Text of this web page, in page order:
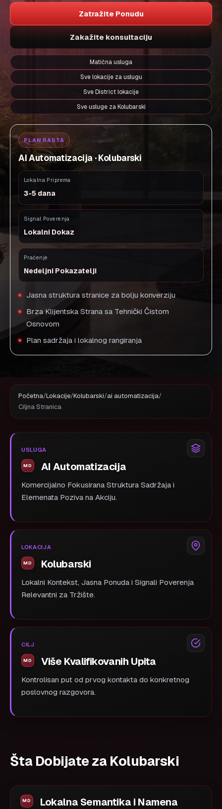
Zatražite Ponudu
Zakažite konsultaciju
Matična usluga
Sve lokacije za uslugu
Sve District lokacije
Sve usluge za Kolubarski
PLAN RASTA
AI Automatizacija · Kolubarski
Lokalna Priprema
3-5 dana
Signal Poverenja
Lokalni Dokaz
Praćenje
Nedeljni Pokazatelji
Jasna struktura stranice za bolju konverziju
Brza Klijentska Strana sa Tehnički Čistom
Osnovom
Plan sadržaja i lokalnog rangiranja
Početna/Lokacije/Kolubarski/ai automatizacija/
Ciljna Stranica
USLUGA
AI Automatizacija
Komercijalno Fokusirana Struktura Sadržaja i
Elemenata Poziva na Akciju.
LOKACIJA
Kolubarski
Lokalni Kontekst, Jasna Ponuda i Signali Poverenja
Relevantni za Tržište.
CILJ
Više Kvalifikovanih Upita
Kontrolisan put od prvog kontakta do konkretnog
poslovnog razgovora.
Šta Dobijate za Kolubarski
Lokalna Semantika i Namena